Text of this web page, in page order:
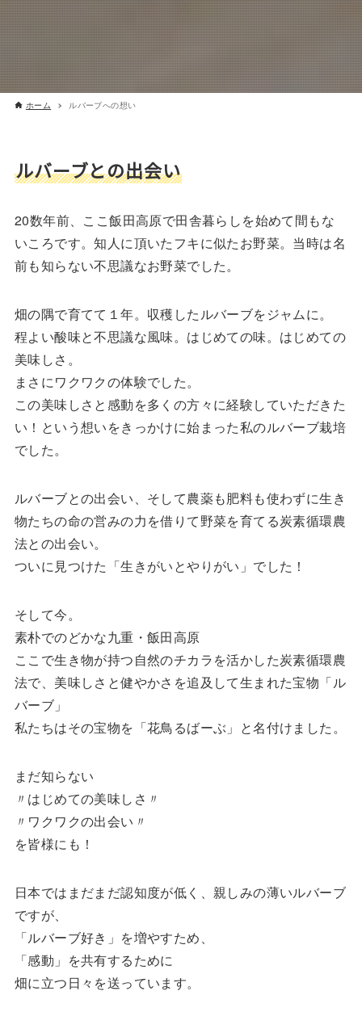
ホーム ルバーブへの想い
ルバーブとの出会い
20数年前、ここ飯田高原で田舎暮らしを始めて間もな
いころです。知人に頂いたフキに似たお野菜。当時は名
前も知らない不思議なお野菜でした。
畑の隅で育てて１年。収穫したルバーブをジャムに。
程よい酸味と不思議な風味。はじめての味。はじめての
美味しさ。
まさにワクワクの体験でした。
この美味しさと感動を多くの方々に経験していただきた
い！という想いをきっかけに始まった私のルバーブ栽培
でした。
ルバーブとの出会い、そして農薬も肥料も使わずに生き
物たちの命の営みの力を借りて野菜を育てる炭素循環農
法との出会い。
ついに見つけた「生きがいとやりがい」でした！
そして今。
素朴でのどかな九重・飯田高原
ここで生き物が持つ自然のチカラを活かした炭素循環農
法で、美味しさと健やかさを追及して生まれた宝物「ル
バーブ」
私たちはその宝物を「花鳥るばーぶ」と名付けました。
まだ知らない
〃はじめての美味しさ〃
〃ワクワクの出会い〃
を皆様にも！
日本ではまだまだ認知度が低く、親しみの薄いルバーブ
ですが、
「ルバーブ好き」を増やすため、
「感動」を共有するために
畑に立つ日々を送っています。